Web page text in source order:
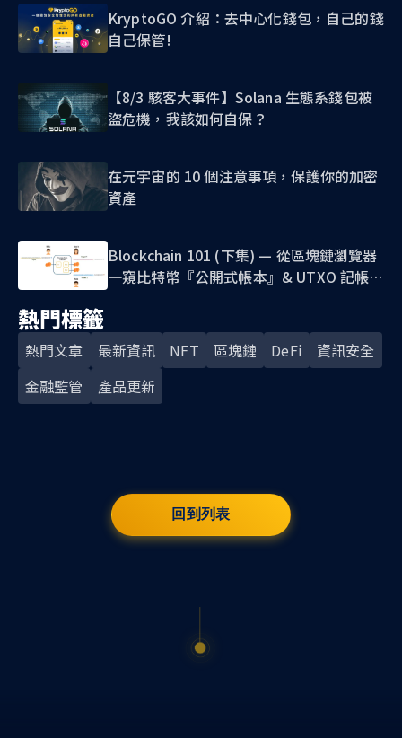
KryptoGO 介紹：去中心化錢包，自己的錢
自己保管!
【8/3 駭客大事件】Solana 生態系錢包被
盜危機，我該如何自保？
在元宇宙的 10 個注意事項，保護你的加密
資產
Blockchain 101 (下集) — 從區塊鏈瀏覽器
一窺比特幣『公開式帳本』& UTXO 記帳模
熱門標籤
熱門文章 最新資訊 NFT 區塊鏈 DeFi
資訊安全
金融監管
產品更新
回到列表